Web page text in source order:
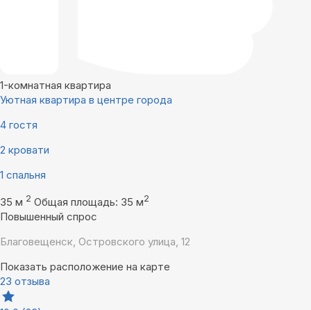
1-комнатная квартира
Уютная квартира в центре города
4 гостя
2 кровати
1 спальня
35 м 2 Общая площадь: 35 м2
Повышенный спрос
Благовещенск, Островского улица, 12
Показать расположение на карте
23 отзыва